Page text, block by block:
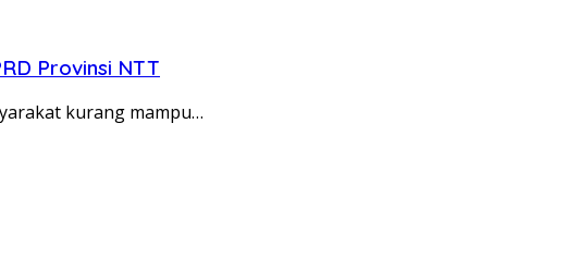
Provinsi NTT
kurang mampu…